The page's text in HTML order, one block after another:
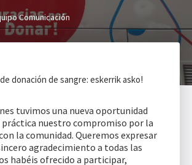
Comunicación
donación de sangre: eskerrik asko!
tuvimos una nueva oportunidad
práctica nuestro compromiso por la
la comunidad. Queremos expresar
agradecimiento a todas las
habéis ofrecido a participar,